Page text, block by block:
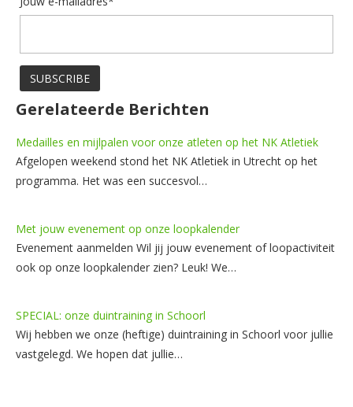
Gerelateerde Berichten
Medailles en mijlpalen voor onze atleten op het NK Atletiek
Afgelopen weekend stond het NK Atletiek in Utrecht op het
programma. Het was een succesvol…
Met jouw evenement op onze loopkalender
Evenement aanmelden Wil jij jouw evenement of loopactiviteit
ook op onze loopkalender zien? Leuk! We…
SPECIAL: onze duintraining in Schoorl
Wij hebben we onze (heftige) duintraining in Schoorl voor jullie
vastgelegd. We hopen dat jullie…